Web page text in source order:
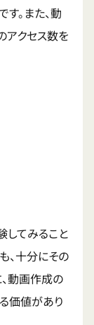
。また、動
アクセス数を
てみること
、十分にその
動画作成の
価値があり